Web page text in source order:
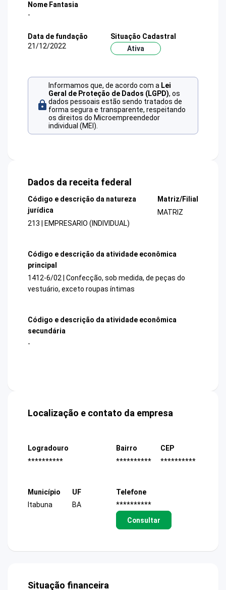
Nome Fantasia
-
Data de fundação
21/12/2022
Situação Cadastral
Ativa
Informamos que, de acordo com a Lei
Geral de Proteção de Dados (LGPD), os
dados pessoais estão sendo tratados de
forma segura e transparente, respeitando
os direitos do Microempreendedor
individual (MEI).
Dados da receita federal
Código e descrição da natureza
jurídica
213 | EMPRESARIO (INDIVIDUAL)
Matriz/Filial
MATRIZ
Código e descrição da atividade econômica
principal
1412-6/02 | Confecção, sob medida, de peças do
vestuário, exceto roupas íntimas
Código e descrição da atividade econômica
secundária
-
Localização e contato da empresa
Logradouro
**********
Bairro
**********
CEP
**********
Município
Itabuna
UF
BA
Telefone
**********
Consultar
Situação financeira